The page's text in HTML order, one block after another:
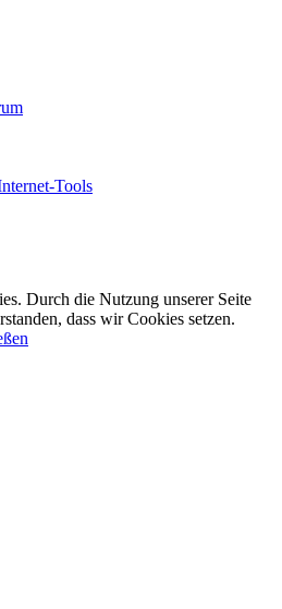
Tools
Durch die Nutzung unserer Seite
dass wir Cookies setzen.